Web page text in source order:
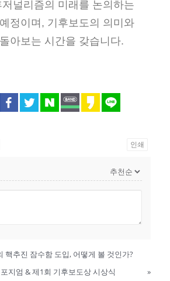
널리즘의 미래를 논의하는
정이며, 기후보도의 의미와
아보는 시간을 갖습니다.
인쇄
핵추진 잠수함 도입, 어떻게 볼 것인가?
지엄 & 제1회 기후보도상 시상식
»